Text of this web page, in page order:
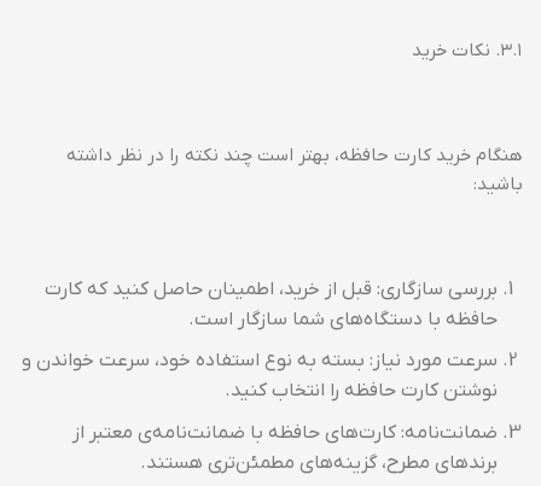
هنگام خرید کارت حافظه، بهتر است چند نکته را در نظر داشته
باشید:
بررسی سازگاری: قبل از خرید، اطمینان حاصل کنید که کارت
حافظه با دستگاه‌های شما سازگار است.
سرعت مورد نیاز: بسته به نوع استفاده خود، سرعت خواندن و
نوشتن کارت حافظه را انتخاب کنید.
ضمانت‌نامه: کارت‌های حافظه با ضمانت‌نامه‌ی معتبر از
برندهای مطرح، گزینه‌های مطمئن‌تری هستند.